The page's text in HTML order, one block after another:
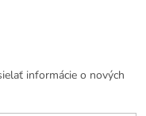
informácie o nových